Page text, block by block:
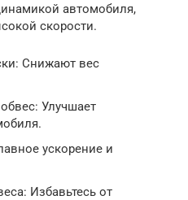
автомобиля,
скорости.
Снижают вес
Улучшает
ускорение и
Избавьтесь от